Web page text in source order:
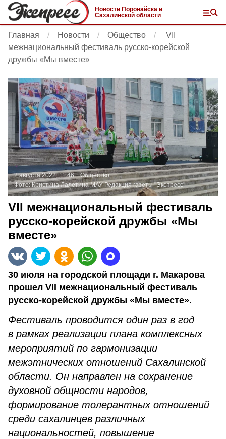
Новости Поронайска и
Сахалинской области
Главная Новости Общество
VII
межнациональный фестиваль русско-корейской
дружбы «Мы вместе»
2 августа 2022, 11:46
Общество
Фото:Кристина Лалетина МАУ Редакция газеты "Экспресс"
VII межнациональный фестиваль
русско-корейской дружбы «Мы
вместе»
30 июля на городской площади г. Макарова
прошел VII межнациональный фестиваль
русско-корейской дружбы «Мы вместе».
Фестиваль проводится один раз в год
в рамках реализации плана комплексных
мероприятий по гармонизации
межэтнических отношений Сахалинской
области. Он направлен на сохранение
духовной общности народов,
формирование толерантных отношений
среди сахалинцев различных
национальностей, повышение